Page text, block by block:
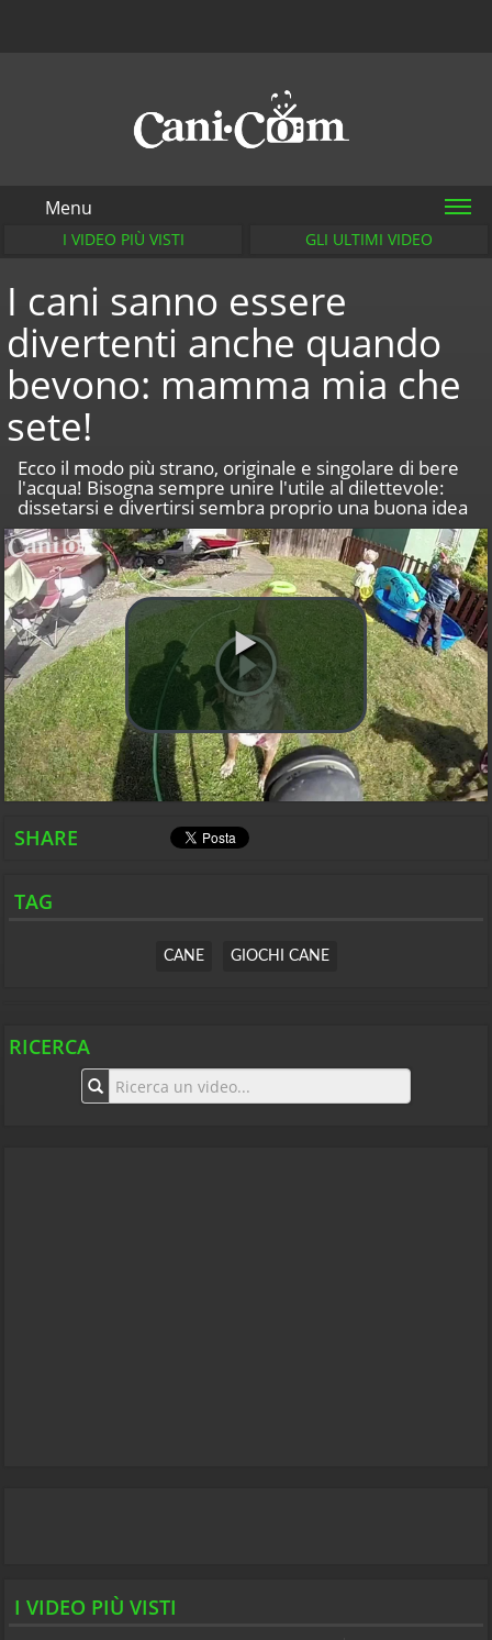
Menu
I VIDEO PIÙ VISTI GLI ULTIMI VIDEO
I cani sanno essere
divertenti anche quando
bevono: mamma mia che
sete!
Ecco il modo più strano, originale e singolare di bere
l'acqua! Bisogna sempre unire l'utile al dilettevole:
dissetarsi e divertirsi sembra proprio una buona idea
SHARE
TAG
CANE GIOCHI CANE
RICERCA
I VIDEO PIÙ VISTI